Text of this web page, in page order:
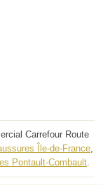
Carrefour Route
Île-de-France,
Pontault-Combault.